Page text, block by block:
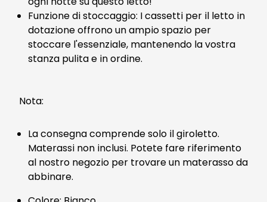
Funzione di stoccaggio: I cassetti per il letto in
dotazione offrono un ampio spazio per
stoccare l'essenziale, mantenendo la vostra
stanza pulita e in ordine.
Nota:
La consegna comprende solo il giroletto.
Materassi non inclusi. Potete fare riferimento
al nostro negozio per trovare un materasso da
abbinare.